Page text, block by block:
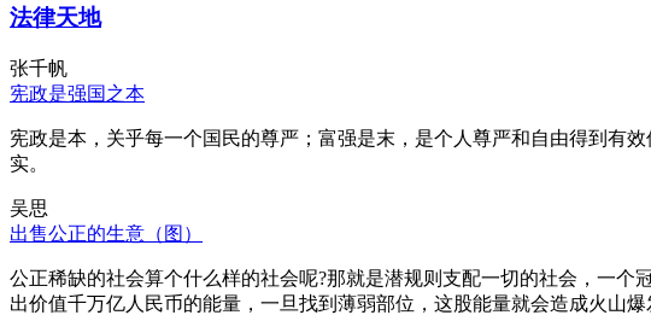
法律天地
张千帆
宪政是强国之本
宪政是本，关乎每一个国民的尊严；富强是末，是个人尊严和自由得到有
实。
吴思
出售公正的生意（图）
公正稀缺的社会算个什么样的社会呢?那就是潜规则支配一切的社会，一
出价值千万亿人民币的能量，一旦找到薄弱部位，这股能量就会造成火山爆